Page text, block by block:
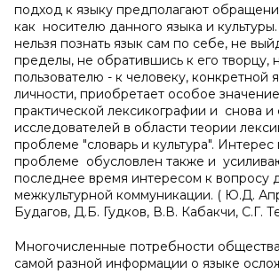
подход к языку предполагают
как носителю данного языка и
нельзя познать язык сам по себе, не
пределы, не обратившись к его творцу,
пользователю - к человеку, конкретной
личности, приобретает особое
практической лексикографии и снова
исследователей в области теории
проблеме "словарь и культура". Интерес
проблеме обусловлен также и
последнее время интересом к вопросу
межкультурной коммуникации. ( Ю.Д.
Будагов, Д.Б. Гудков, В.В. Кабакчи, С.Г.
Многочисленные потребности
самой разной информации о языке